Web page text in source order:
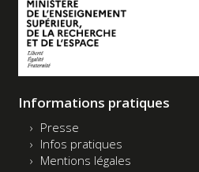
Informations pratiques
Presse
Infos pratiques
Mentions légales